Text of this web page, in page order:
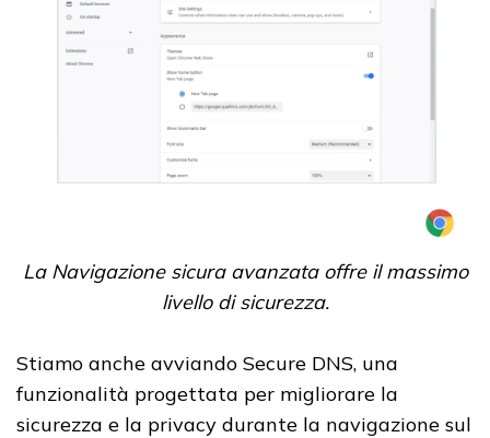
La Navigazione sicura avanzata offre il massimo
livello di sicurezza.
Stiamo anche avviando Secure DNS, una
funzionalità progettata per migliorare la
sicurezza e la privacy durante la navigazione sul